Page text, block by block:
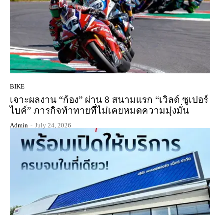
BIKE
เจาะผลงาน “ก้อง” ผ่าน 8 สนามแรก “เวิลด์ ซูเปอร์
ไบค์” ภารกิจท้าทายที่ไม่เคยหมดความมุ่งมั่น
Admin - July 24, 2026